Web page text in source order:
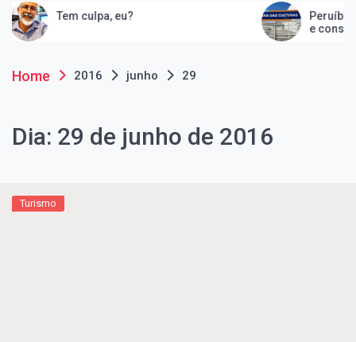
Tem culpa, eu?
Peruíbe
e
Home 2016 junho 29
Dia: 29 de junho de 2016
Turismo